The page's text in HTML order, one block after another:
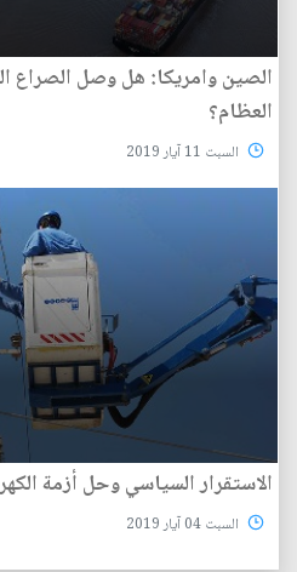
الصين وامريكا: هل وصل الصراع
العظام؟
السبت 11 آيار 2019
الاستقرار السياسي وحل أزمة
السبت 04 آيار 2019